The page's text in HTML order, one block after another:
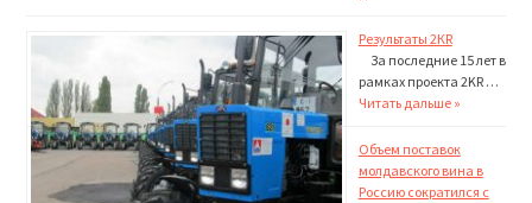
Результаты 2КR
За последние 15 лет в
рамках проекта 2KR …
Читать дальше »
Объем поставок
молдавского вина в
Россию сократился с